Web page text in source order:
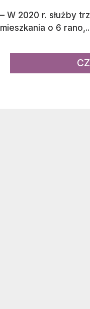
– W 2020 r. służby
mieszkania o 6